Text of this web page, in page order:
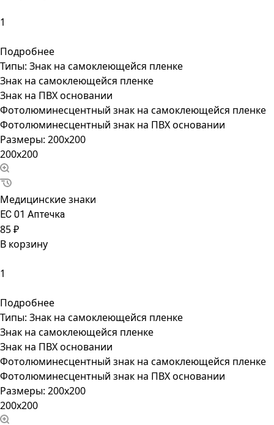
Подробнее
Типы: Знак на самоклеющейся пленке
Знак на самоклеющейся пленке
Знак на ПВХ основании
Фотолюминесцентный знак на самоклеющейся пленке
Фотолюминесцентный знак на ПВХ основании
Размеры: 200x200
200x200
Медицинские знаки
ЕС 01 Аптечка
85 ₽
В корзину
Подробнее
Типы: Знак на самоклеющейся пленке
Знак на самоклеющейся пленке
Знак на ПВХ основании
Фотолюминесцентный знак на самоклеющейся пленке
Фотолюминесцентный знак на ПВХ основании
Размеры: 200x200
200x200